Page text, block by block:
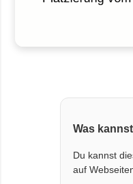
Was
Du kannst
auf